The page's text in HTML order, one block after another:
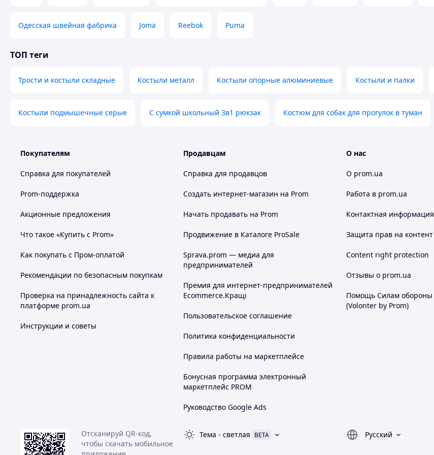
б) при наличии признаков постороннего вмешательства (попытка самостоятельного ремонта изделия);
а) механические повреждения или повреждения в результате транспортировки;
в) неисправности, вызванные бытовыми факторами.
Одесская швейная фабрика Joma Reebok Puma
ТОП теги
Трости и костыли складные Костыли металл Костыли опорные алюминиевые Костыли и палки
Костыли подмышечные серые С сумкой школьный 3в1 рюкзак Костюм для собак для прогулок в туман
Покупателям
Справка для покупателей
Prom-поддержка
Акционные предложения
Что такое «Купить с Prom»
Как покупать с Пром-оплатой
Рекомендации по безопасным покупкам
Проверка на принадлежность сайта к
платформе prom.ua
Инструкции и советы
Продавцам
Справка для продавцов
Создать интернет-магазин на Prom
Начать продавать на Prom
Продвижение в Каталоге ProSale
Sprava.prom — медиа для
предпринимателей
Премия для интернет-предпринимателей
Ecommerce.Кращі
Пользовательское соглашение
Политика конфиденциальности
Правила работы на маркетплейсе
Бонусная программа электронный
маркетплейс PROM
Руководство Google Ads
О нас
О prom.ua
Работа в prom.ua
Контактная информация
Защита прав на контент
Content right protection
Отзывы о prom.ua
Помощь Силам обороны
(Volonter by Prom)
Отсканируй QR-код,
чтобы скачать мобильное
Тема - светлая BETA
Русский